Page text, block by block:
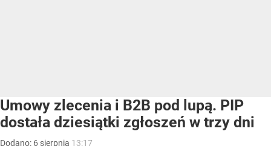
Umowy zlecenia i B2B pod lupą. PIP
dostała dziesiątki zgłoszeń w trzy dni
Dodano: 6 sierpnia 13:17